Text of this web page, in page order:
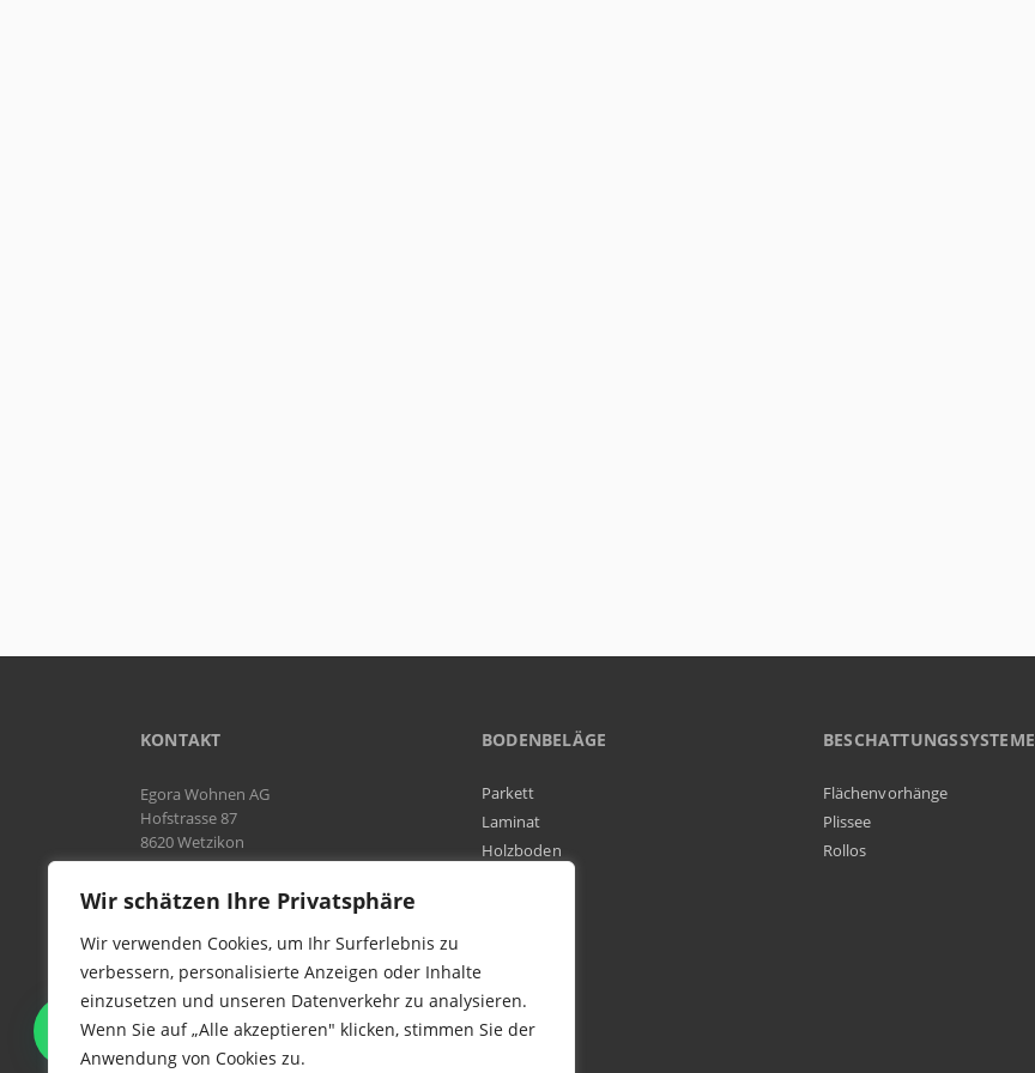
Wir schätzen Ihre Privatsphäre
Wir verwenden Cookies, um Ihr Surferlebnis zu
verbessern, personalisierte Anzeigen oder Inhalte
einzusetzen und unseren Datenverkehr zu analysieren.
Wenn Sie auf „Alle akzeptieren" klicken, stimmen Sie der
Anwendung von Cookies zu.
KONTAKT
Egora Wohnen AG
Hofstrasse 87
8620 Wetzikon
Natel:
076 566 38 92
Tel:044 954 25 61
Mail:info@egora-bodenbelaege.ch
BODENBELÄGE
Parkett
Laminat
Holzboden
BESCHATTUNGSSYSTEME
Flächenvorhänge
Plissee
Rollos
WIR SIND IN DER GESAMTEN
SCHWEIZ TÄTIG